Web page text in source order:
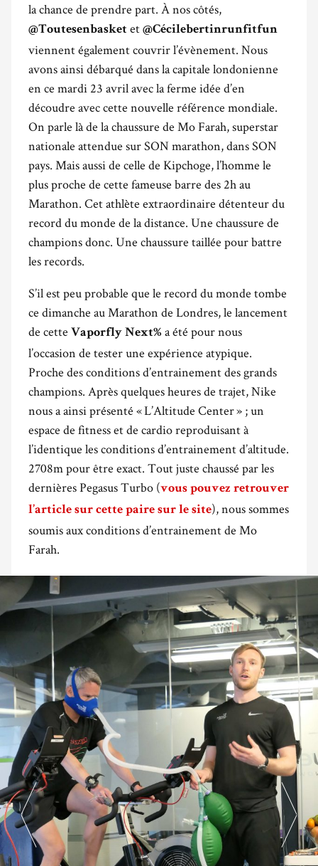
la chance de prendre part. À nos côtés,
@Toutesenbasket et @Cécilebertinrunfitfun
viennent également couvrir l’évènement. Nous
avons ainsi débarqué dans la capitale londonienne
en ce mardi 23 avril avec la ferme idée d’en
découdre avec cette nouvelle référence mondiale.
On parle là de la chaussure de Mo Farah, superstar
nationale attendue sur SON marathon, dans SON
pays. Mais aussi de celle de Kipchoge, l’homme le
plus proche de cette fameuse barre des 2h au
Marathon. Cet athlète extraordinaire détenteur du
record du monde de la distance. Une chaussure de
champions donc. Une chaussure taillée pour battre
les records.
S’il est peu probable que le record du monde tombe
ce dimanche au Marathon de Londres, le lancement
de cette Vaporfly Next% a été pour nous
l’occasion de tester une expérience atypique.
Proche des conditions d’entrainement des grands
champions. Après quelques heures de trajet, Nike
nous a ainsi présenté « L’Altitude Center » ; un
espace de fitness et de cardio reproduisant à
l’identique les conditions d’entrainement d’altitude.
2708m pour être exact. Tout juste chaussé par les
dernières Pegasus Turbo (vous pouvez retrouver
l’article sur cette paire sur le site), nous sommes
soumis aux conditions d’entrainement de Mo
Farah.